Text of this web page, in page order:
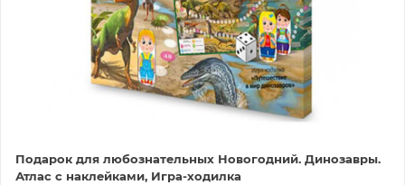
Подарок для любознательных Новогодний. Динозавры.
Атлас с наклейками, Игра-ходилка